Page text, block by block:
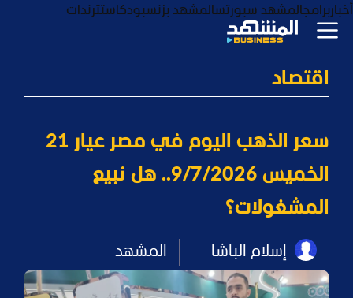
أخباربرامجالمشهد سبورتسالمشهد بزنسبودكاستترندات
اقتصاد
سعر الذهب اليوم في مصر عيار 21
الخميس 9/7/2026.. هل نبيع
المشغولات؟
إسلام الباشا المشهد